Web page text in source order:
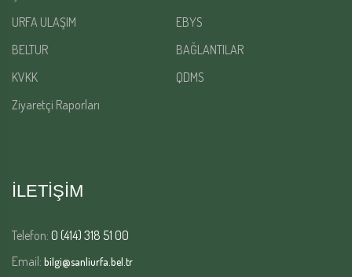
URFA ULAŞIM
EBYS
BELTUR
BAĞLANTILAR
KVKK
QDMS
Ziyaretçi Raporları
İLETİŞİM
Telefon: 0 (414) 318 51 00
Email: bilgi@sanliurfa.bel.tr